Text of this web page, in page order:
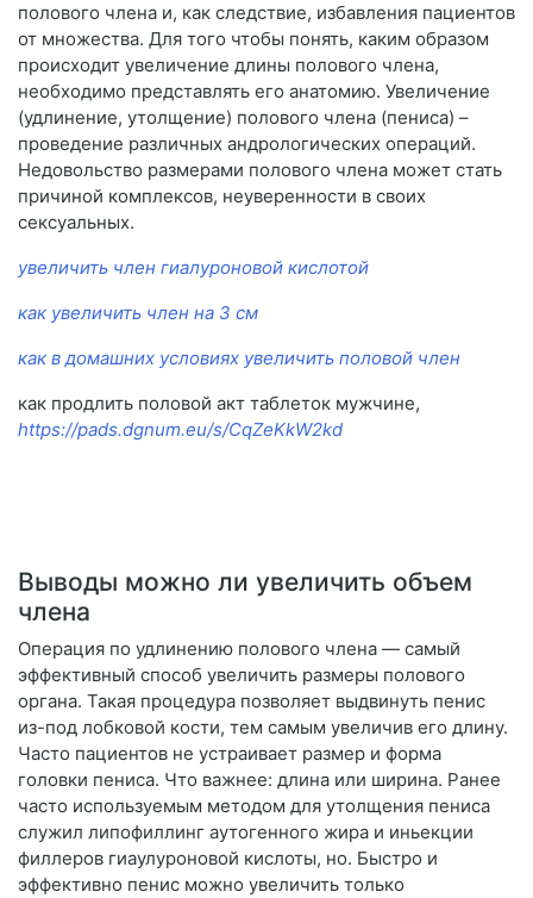
полового члена и, как следствие, избавления пациентов
от множества. Для того чтобы понять, каким образом
происходит увеличение длины полового члена,
необходимо представлять его анатомию. Увеличение
(удлинение, утолщение) полового члена (пениса) –
проведение различных андрологических операций.
Недовольство размерами полового члена может стать
причиной комплексов, неуверенности в своих
сексуальных.
увеличить член гиалуроновой кислотой
как увеличить член на 3 см
как в домашних условиях увеличить половой член
как продлить половой акт таблеток мужчине,
https://pads.dgnum.eu/s/CqZeKkW2kd
Выводы можно ли увеличить объем
члена
Операция по удлинению полового члена — самый
эффективный способ увеличить размеры полового
органа. Такая процедура позволяет выдвинуть пенис
из-под лобковой кости, тем самым увеличив его длину.
Часто пациентов не устраивает размер и форма
головки пениса. Что важнее: длина или ширина. Ранее
часто используемым методом для утолщения пениса
служил липофиллинг аутогенного жира и иньекции
филлеров гиаулуроновой кислоты, но. Быстро и
эффективно пенис можно увеличить только